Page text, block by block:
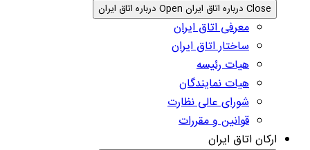
Close درباره اتاق ایران Open درباره اتاق ایران
معرفی اتاق ایران
ساختار اتاق ایران
هیات رئیسه
هیات نمایندگان
شورای عالی نظارت
قوانین و مقررات
ارکان اتاق ایران